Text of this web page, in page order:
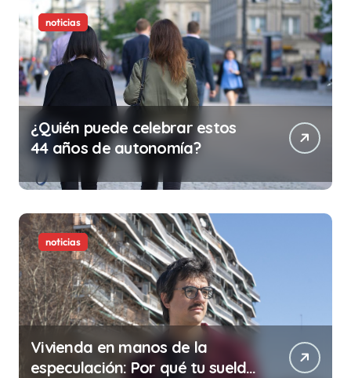
noticias
¿Quién puede celebrar estos
44 años de autonomía?
noticias
Vivienda en manos de la
especulación: Por qué tu sueldo